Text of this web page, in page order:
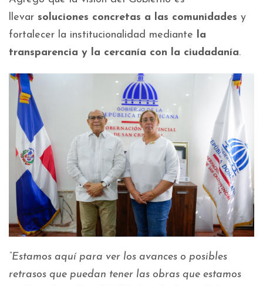
llevar soluciones concretas a las comunidades y
fortalecer la institucionalidad mediante la
transparencia y la cercanía con la ciudadanía.
“Estamos aquí para ver los avances o posibles
retrasos que puedan tener las obras que estamos